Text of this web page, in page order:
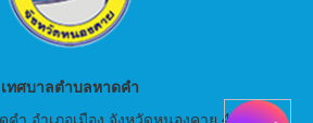
เทศบาลตำบลหาดคำ